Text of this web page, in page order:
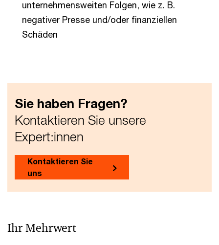
unternehmensweiten Folgen, wie z. B.
negativer Presse und/oder finanziellen
Schäden­
Sie haben Fragen?
Kontaktieren Sie unsere
Expert:innen
Kontaktieren Sie
uns
Ihr Mehrwert